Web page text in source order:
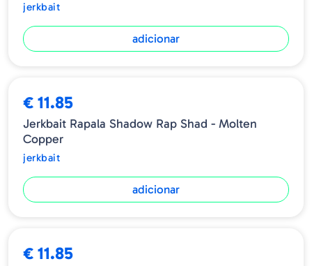
jerkbait
adicionar
€ 11.85
Jerkbait Rapala Shadow Rap Shad - Molten
Copper
jerkbait
adicionar
€ 11.85